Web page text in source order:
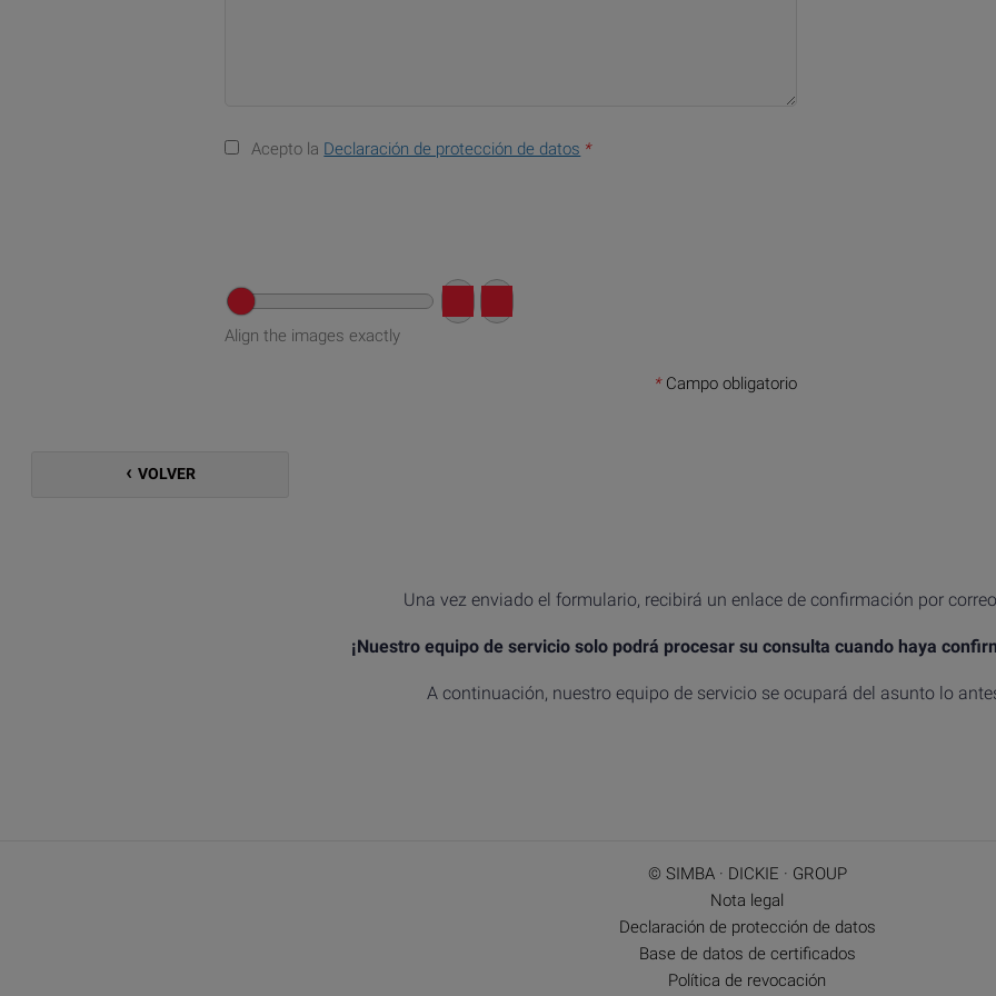
Acepto la Declaración de protección de datos *
Align the images exactly
*Campo obligatorio
VOLVER
Una vez enviado el formulario, recibirá un enlace de confirmación por
¡Nuestro equipo de servicio solo podrá procesar su consulta cuando haya
A continuación, nuestro equipo de servicio se ocupará del asunto lo
© SIMBA · DICKIE · GROUP
Nota legal
Declaración de protección de datos
Base de datos de certificados
Política de revocación